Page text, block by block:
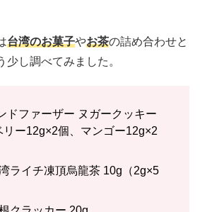
台湾のお菓子やお茶の詰め合わせと
し調べてみました。
ドファーザー ヌガークッキー
ー12g×2個、マンゴー12g×2
ライチ凍頂烏龍茶 10g（2g×5